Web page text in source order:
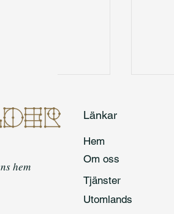
med
hem
Länkar
Hem
Om oss
Tjänster
Utomlands